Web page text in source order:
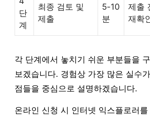
단
계
최종 검토 및
제출
5-10
분
제출
재확
각 단계에서 놓치기 쉬운 부분들을
보겠습니다. 경험상 가장 많은 실수
점들을 중심으로 설명하겠습니다.
온라인 신청 시 인터넷 익스플로러를